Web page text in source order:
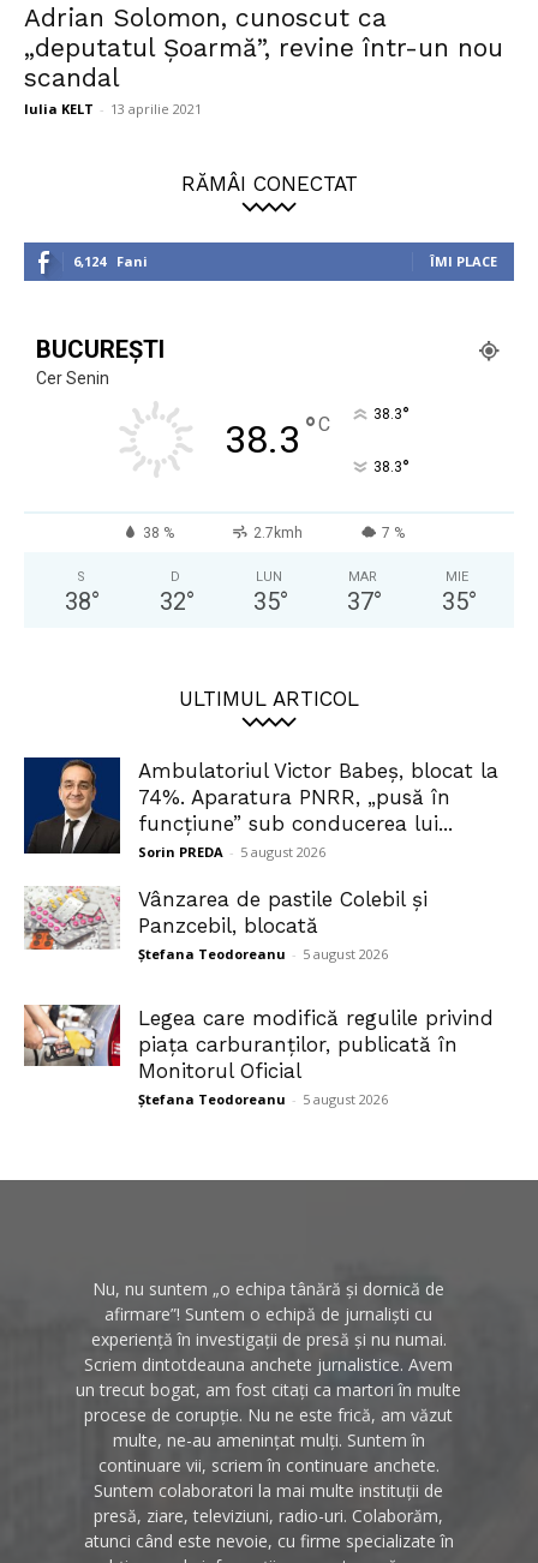
Adrian Solomon, cunoscut ca
„deputatul Șoarmă”, revine într-un nou
scandal
Iulia KELT - 13 aprilie 2021
RĂMÂI CONECTAT
6,124 Fani ÎMI PLACE
BUCUREȘTI
Cer Senin
38.3 °C 38.3°
38.3°
38 % 2.7kmh 7 %
S
38°
D
32°
LUN
35°
MAR
37°
MIE
35°
ULTIMUL ARTICOL
Ambulatoriul Victor Babeș, blocat la
74%. Aparatura PNRR, „pusă în
funcțiune” sub conducerea lui...
Sorin PREDA - 5 august 2026
Vânzarea de pastile Colebil și
Panzcebil, blocată
Ștefana Teodoreanu - 5 august 2026
Legea care modifică regulile privind
piața carburanților, publicată în
Monitorul Oficial
Ștefana Teodoreanu - 5 august 2026
Nu, nu suntem „o echipa tânără și dornică de
afirmare”! Suntem o echipă de jurnaliști cu
experiență în investigații de presă și nu numai.
Scriem dintotdeauna anchete jurnalistice. Avem
un trecut bogat, am fost citați ca martori în multe
procese de corupție. Nu ne este frică, am văzut
multe, ne-au amenințat mulți. Suntem în
continuare vii, scriem în continuare anchete.
Suntem colaboratori la mai multe instituții de
presă, ziare, televiziuni, radio-uri. Colaborăm,
atunci când este nevoie, cu firme specializate în